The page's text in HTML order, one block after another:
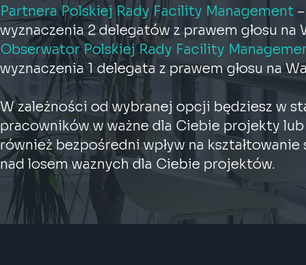
Partnera Polskiej Rady Facility Management
wyznaczenia 2 delegatów z prawem głosu
Obserwator Polskiej Rady Facility
wyznaczenia 1 delegata z prawem głosu na
W zależności od wybranej opcji będziesz w
pracowników w ważne dla Ciebie projekty
również bezpośredni wpływ na
nad losem waznych dla Ciebie projektów.